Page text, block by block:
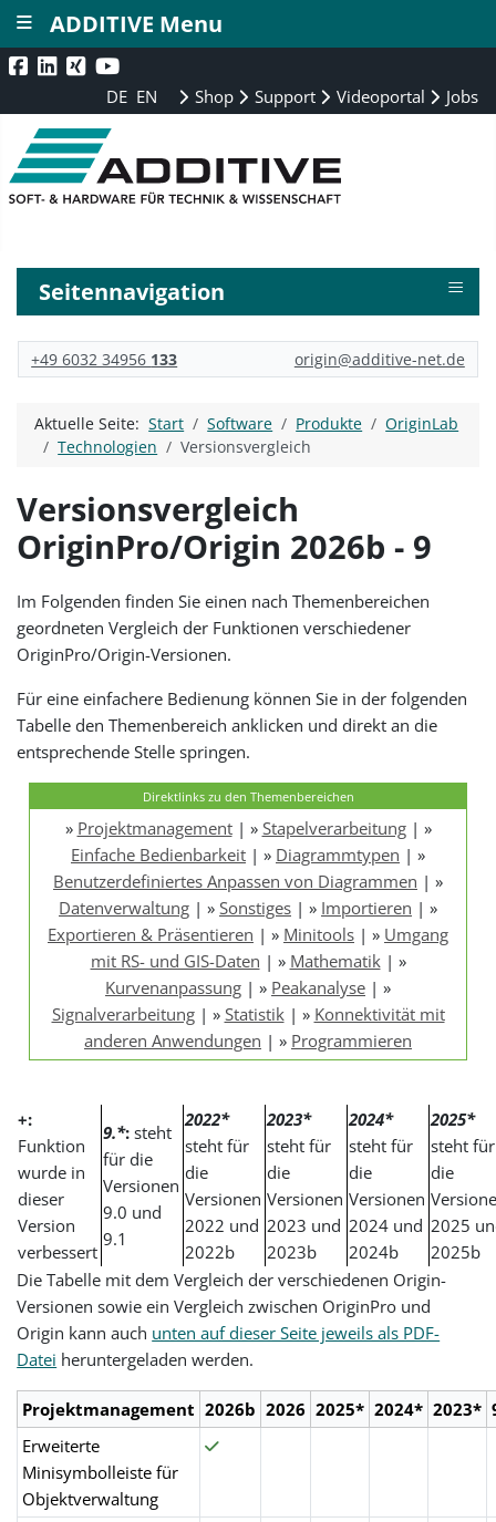
DE EN Shop Support Videoportal Jobs
Seitennavigation ≡
+49 6032 34956 133 origin@additive-net.de
Aktuelle Seite:Start Software Produkte
OriginLab
Technologien
Versionsvergleich
Versionsvergleich
OriginPro/Origin 2026b - 9
Im Folgenden finden Sie einen nach Themenbereichen
geordneten Vergleich der Funktionen verschiedener
OriginPro/Origin-Versionen.
Für eine einfachere Bedienung können Sie in der folgenden
Tabelle den Themenbereich anklicken und direkt an die
entsprechende Stelle springen.
Direktlinks zu den Themenbereichen
» Projektmanagement| » Stapelverarbeitung| »
Einfache Bedienbarkeit | » Diagrammtypen | »
Benutzerdefiniertes Anpassen von Diagrammen | »
Datenverwaltung | » Sonstiges | » Importieren | »
Exportieren & Präsentieren | » Minitools | » Umgang
mit RS- und GIS-Daten | » Mathematik| »
Kurvenanpassung | » Peakanalyse | »
Signalverarbeitung| » Statistik| » Konnektivität mit
anderen Anwendungen | » Programmieren
+:
Funktion
wurde in
dieser
Version
verbessert
9.*:steht
für die
Versionen
9.0 und
9.1
2022*
steht für
die
Versionen
2022 und
2022b
2023*
steht für
die
Versionen
2023 und
2023b
2024*
steht für
die
Versionen
2024 und
2024b
2025*
steht für
die
2025
2025b
Die Tabelle mit dem Vergleich der verschiedenen Origin-
Versionen sowie ein Vergleich zwischen OriginPro und
Origin kann auch unten auf dieser Seite jeweils als PDF-
Datei heruntergeladen werden.
Projektmanagement 2026b 2026 2025* 2024* 2023*
Erweiterte
Minisymbolleiste für
Objektverwaltung
ADDITIVE Menu
≡